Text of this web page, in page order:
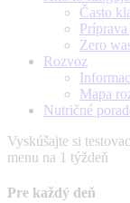
Často
Zero
Rozvoz
Mapa
Nutričné
Vyskúšajte si
menu na 1 týždeň
Pre každý deň